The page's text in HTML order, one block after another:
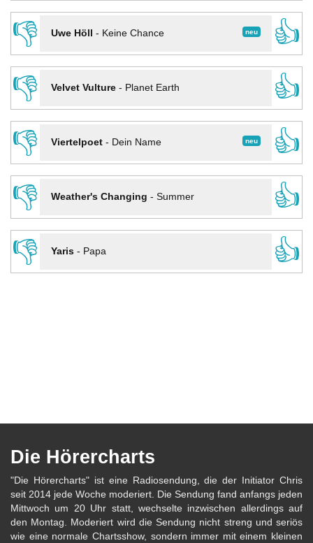
👎
neu
Uwe Höll - Keine Chance
👍
👎
Velvet Vulture- Planet Earth
👍
👎
neu
Viertelpoet- Dein Name
👍
👎
Weather's Changing - Summer
👍
👎
Yaris- Papa 👍
Die Hörercharts
"Die Hörercharts" ist eine Radiosendung, die der Initiator Chris
seit 2014 jede Woche moderiert. Die Sendung fand anfangs jeden
Mittwoch um 20 Uhr statt, wechselte inzwischen allerdings auf
den Montag. Moderiert wird die Sendung nicht streng und seriös
wie eine normale Chartsshow, sondern immer mit einem kleinen